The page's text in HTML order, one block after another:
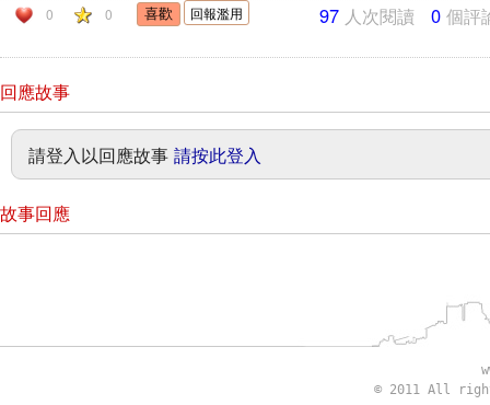
0 0 回報濫用 97 人次閱讀 0 個評
回應故事
請登入以回應故事 請按此登入
故事回應
© 2011 All